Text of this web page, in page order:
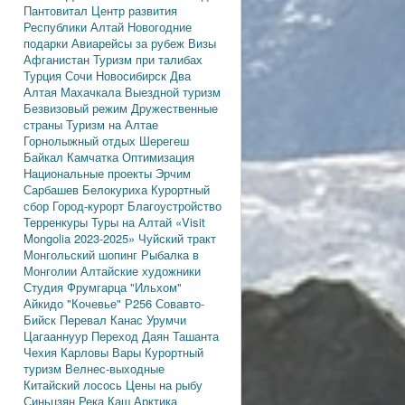
Пантовитал Центр развития
Республики Алтай Новогодние
подарки Авиарейсы за рубеж Визы
Афганистан Туризм при талибах
Турция Сочи Новосибирск Два
Алтая Махачкала Выездной туризм
Безвизовый режим Дружественные
страны Туризм на Алтае
Горнолыжный отдых Шерегеш
Байкал КамчаткаОптимизация
Национальные проекты Эрчим
Сарбашев Белокуриха Курортный
сбор Город-курорт Благоустройство
Терренкуры Туры на Алтай «Visit
Mongolia 2023-2025» Чуйский тракт
Монгольский шопинг Рыбалка в
Монголии Алтайские художники
Студия Фрумгарца"Ильхом"
Айкидо "Кочевье" Р256 Совавто-
Бийск Перевал Канас Урумчи
Цагааннуур Переход Даян Ташанта
Чехия Карловы Вары Курортный
туризм Велнес-выходные
Китайский лосось Цены на рыбу
Синьцзян Река Каш Арктика